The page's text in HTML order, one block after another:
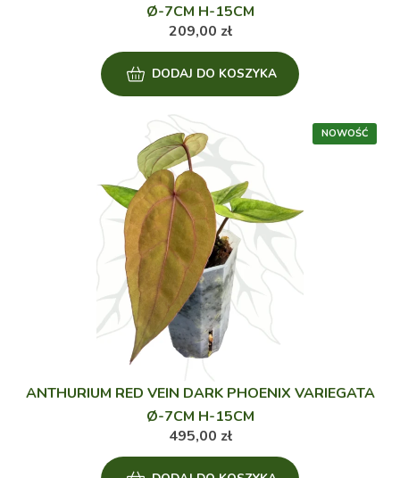
Ø-7CM H-15CM
209,00 zł
DODAJ DO KOSZYKA
ANTHURIUM RED VEIN DARK PHOENIX VARIEGATA
Ø-7CM H-15CM
495,00 zł